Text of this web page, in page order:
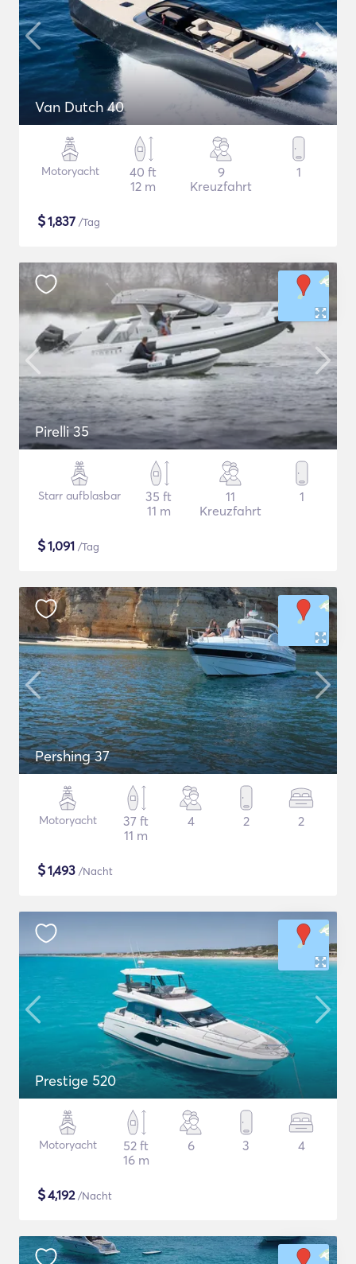
Van Dutch 40
Motoryacht
40 ft
12 m
9
Kreuzfahrt
1
$1,837 /Tag
Pirelli 35
Starr aufblasbar
35 ft
11 m
11
Kreuzfahrt
1
$1,091 /Tag
Pershing 37
Motoryacht
37 ft
11 m
4 2 2
$1,493 /Nacht
Prestige 520
Motoryacht
52 ft
16 m
6 3 4
$4,192/Nacht